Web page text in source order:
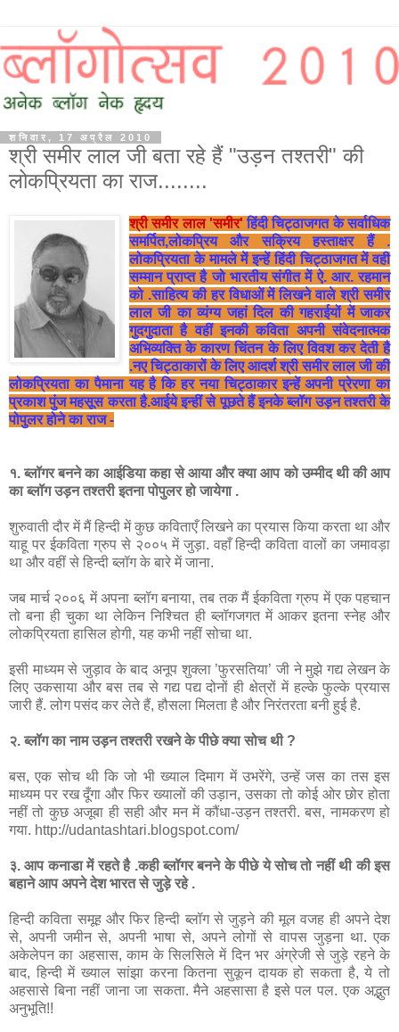
शनिवार, 17 अप्रैल 2010
श्री समीर लाल जी बता रहे हैं "उड़न तश्तरी" की
लोकप्रियता का राज........
श्री समीर लाल'समीर' हिंदी चिट्ठाजगत के सर्वाधिक
समर्पित,लोकप्रिय और सक्रिय हस्ताक्षर हैं.
लोकप्रियता के मामले में इन्हें हिंदी चिट्ठाजगत में वही
सम्मान प्राप्त है जो भारतीय संगीत में ऐ. आर.रहमान
को.साहित्य की हर विधाओं में लिखने वाले श्री समीर
लाल जी का व्यंग्य जहां दिल की गहराईयों में जाकर
गुदगुदाता है वहीं इनकी कविता अपनी संवेदनात्मक
अभिव्यक्ति के कारण चिंतन के लिए विवश कर देती है
.नए चिट्ठाकारों के लिए आदर्श श्री समीर लाल जी की
लोकप्रियता का पैमाना यह है कि हर नया चिट्ठाकार इन्हें अपनी प्रेरणा का
प्रकाश पुंज महसूस करता है.आईये इन्हीं से पूछते हैं इनके ब्लॉग उड़न तश्तरी के
पोपुलर होने का राज-
१.ब्लॉगर बनने का आईडिया कहा से आया और क्या आप को उम्मीद थी की आप
का ब्लॉग उड़न तश्तरी इतना पोपुलर हो जायेगा.
शुरुवाती दौर में मैं हिन्दी में कुछ कविताएँ लिखने का प्रयास किया करता था और
याहू पर ईकविता ग्रुप से २००५ में जुड़ा. वहाँ हिन्दी कविता वालों का जमावड़ा
था और वहीं से हिन्दी ब्लॉग के बारे में जाना.
जब मार्च २००६ में अपना ब्लॉग बनाया,तब तक मैं ईकविता ग्रुप में एक पहचान
तो बना ही चुका था लेकिन निश्चित ही ब्लॉगजगत में आकर इतना स्नेह और
लोकप्रियता हासिल होगी, यह कभी नहीं सोचा था.
इसी माध्यम से जुड़ाव के बाद अनूप शुक्ला’फुरसतिया’ जी ने मुझे गद्य लेखन के
लिए उकसाया और बस तब से गद्य पद्य दोनों ही क्षेत्रों में हल्के फुल्के प्रयास
जारी हैं. लोग पसंद कर लेते हैं, हौसला मिलता है और निरंतरता बनी हुई है.
२.ब्लॉग का नाम उड़न तश्तरी रखने के पीछे क्या सोच थी?
बस,एक सोच थी कि जो भी ख्याल दिमाग में उभरेंगे,उन्हें जस का तस इस
माध्यम पर रख दूँगा और फिर ख्यालों की उड़ान,उसका तो कोई ओर छोर होता
नहीं तो कुछ अजूबा ही सही और मन में कौंधा-उड़न तश्तरी.बस, नामकरण हो
गया. http://udantashtari.blogspot.com/
३.आप कनाडा में रहते है.कही ब्लॉगर बनने के पीछे ये सोच तो नहीं थी की इस
बहाने आप अपने देश भारत से जुड़े रहे.
हिन्दी कविता समूह और फिर हिन्दी ब्लॉग से जुड़ने की मूल वजह ही अपने देश
से,अपनी जमीन से, अपनी भाषा से,अपने लोगों से वापस जुड़ना था.एक
अकेलेपन का अहसास,काम के सिलसिले में दिन भर अंग्रेजी से जुड़े रहने के
बाद, हिन्दी में ख्याल सांझा करना कितना सुकून दायक हो सकता है,ये तो
अहसासे बिना नहीं जाना जा सकता.मैने अहसासा है इसे पल पल. एक अद्भुत
अनुभूति!!